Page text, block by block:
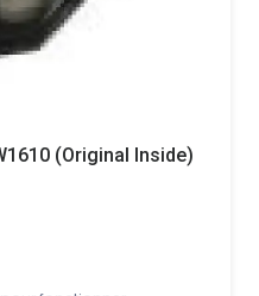
(Original Inside)